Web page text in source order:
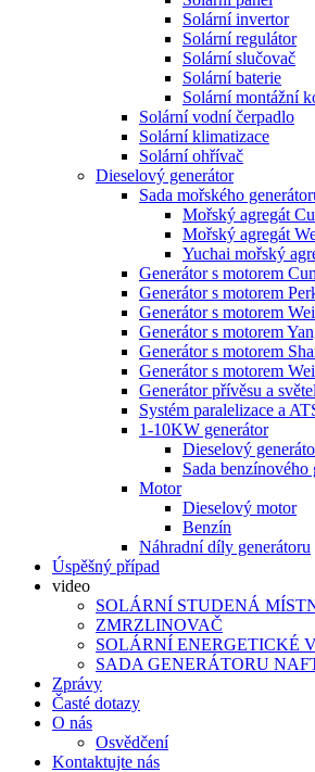
Solární invertor
Solární regulátor
Solární slučovač
Solární baterie
Solární montážní
Solární vodní čerpadlo
Solární klimatizace
Solární ohřívač
Dieselový generátor
Sada mořského
Mořský agregát
Mořský agregát
Yuchai mořský
Generátor s motorem
Generátor s motorem
Generátor s motorem
Generátor s motorem
Generátor s motorem
Generátor s motorem
Generátor přívěsu a
Systém paralelizace a
1-10KW generátor
Dieselový
Sada benzínového
Motor
Dieselový motor
Benzín
Náhradní díly generátoru
Úspěšný případ
video
SOLÁRNÍ STUDENÁ
ZMRZLINOVAČ
SOLÁRNÍ ENERGETICKÉ
SADA GENERÁTORU
Zprávy
Časté dotazy
O nás
Osvědčení
Kontaktujte nás